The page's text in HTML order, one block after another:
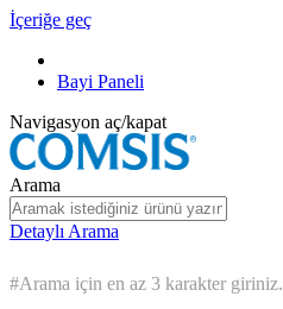
İçeriğe geç
Bayi Paneli
Navigasyon aç/kapat
Arama
Detaylı Arama
#Arama için en az 3 karakter giriniz.